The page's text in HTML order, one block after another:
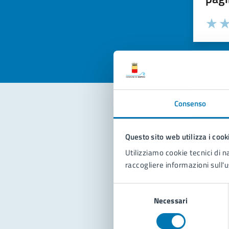
Consenso
Questo sito web utilizza i
Utilizziamo cookie tecnici di
raccogliere informazioni
Necessari
Valuta